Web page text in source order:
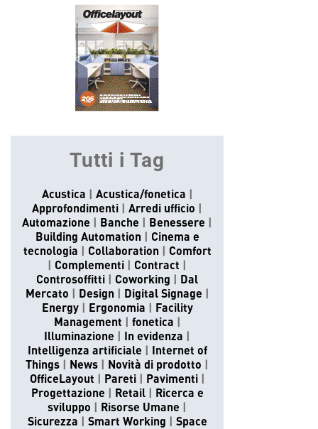
Tutti i Tag
Acustica
Acustica/fonetica
Approfondimenti
Arredi ufficio
Automazione
Banche
Benessere
Building Automation
Cinema e
tecnologia
Collaboration
Comfort
Complementi
Contract
Controsoffitti
Coworking
Dal
Mercato
Design
Digital Signage
Energy
Ergonomia
Facility
Management
fonetica
Illuminazione
In evidenza
Intelligenza artificiale
Internet of
Things
News
Novità di prodotto
OfficeLayout
Pareti
Pavimenti
Progettazione
Retail
Ricerca e
sviluppo
Risorse Umane
Sicurezza
Smart Working
Space